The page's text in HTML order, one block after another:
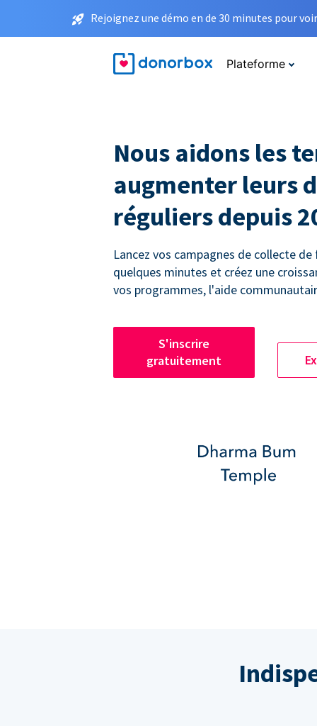
Rejoignez une démo en de 30 minutes pour
Plateforme
Nous aidons les
augmenter leurs
réguliers depuis
Lancez vos campagnes de collecte
quelques minutes et créez une
vos programmes, l'aide
S'inscrire
gratuitement